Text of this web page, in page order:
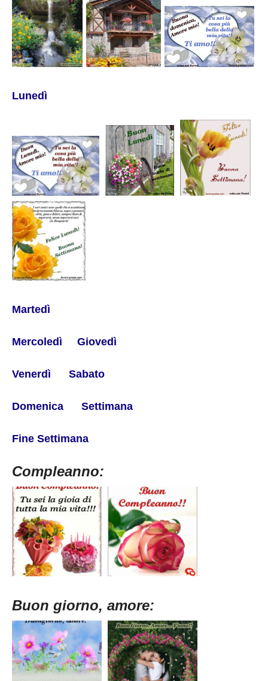
Lunedì
Martedì
Mercoledì Giovedì
Venerdì Sabato
Domenica Settimana
Fine Settimana
Compleanno:
Buon giorno, amore: